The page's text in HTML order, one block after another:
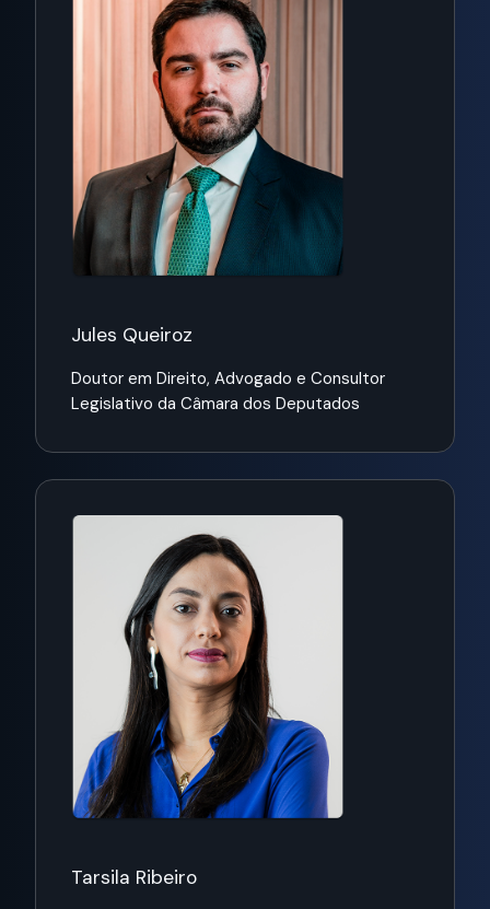
Jules Queiroz
Doutor em Direito, Advogado e Consultor
Legislativo da Câmara dos Deputados
Tarsila Ribeiro